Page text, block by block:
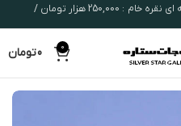
قیمت لحظه ای نقره خام : 250,000 هزار تومان /
0
0تومان